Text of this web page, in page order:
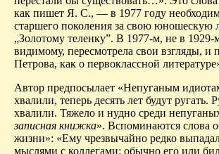
как пишет Я. С., — в 1977 году
старшего поколения за свою юношескую
„Золотому теленку”. В 1977-м, не в
видимому, пересмотрела свои взгляды,
Петрова, как о первоклассной
Автор предпосылает «Непуганым
хвалили, теперь десять лет будут ругать.
хвалили. Тяжело и нудно среди
записная книжка». Вспоминаются слова
жизни»: «Ему чрезвычайно редко
мыслями с коллегами: обычно его или